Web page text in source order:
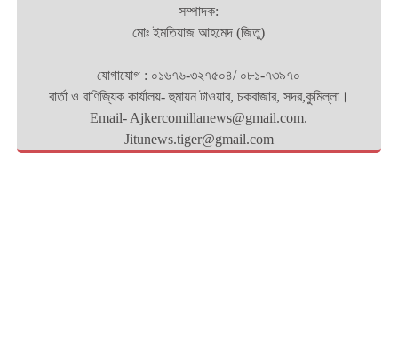
সম্পাদক:
মোঃ ইমতিয়াজ আহমেদ (জিতু)
যোগাযোগ : ০১৬৭৬-৩২৭৫০৪/ ০৮১-৭৩৯৭০
বার্তা ও বাণিজ্যিক কার্যালয়- হুমায়ন টাওয়ার, চকবাজার, সদর,কুমিল্লা।
Email- Ajkercomillanews@gmail.com.
Jitunews.tiger@gmail.com